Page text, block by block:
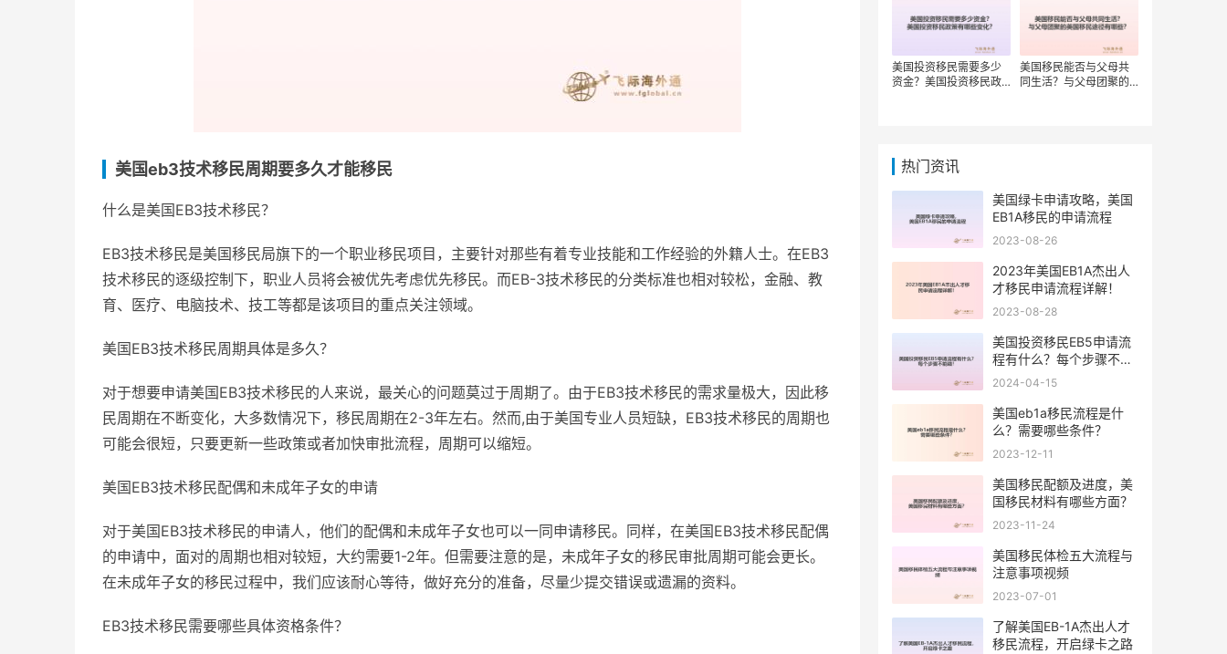
美国eb3技术移民周期要多久才能移民
什么是美国EB3技术移民？
EB3技术移民是美国移民局旗下的一个职业移民项目，主要针对那些有着专业技能和工作经验的外籍人士。在EB3
技术移民的逐级控制下，职业人员将会被优先考虑优先移民。而EB-3技术移民的分类标准也相对较松，金融、教
育、医疗、电脑技术、技工等都是该项目的重点关注领域。
美国EB3技术移民周期具体是多久？
对于想要申请美国EB3技术移民的人来说，最关心的问题莫过于周期了。由于EB3技术移民的需求量极大，因此移
民周期在不断变化，大多数情况下，移民周期在2-3年左右。然而,由于美国专业人员短缺，EB3技术移民的周期也
可能会很短，只要更新一些政策或者加快审批流程，周期可以缩短。
美国EB3技术移民配偶和未成年子女的申请
对于美国EB3技术移民的申请人，他们的配偶和未成年子女也可以一同申请移民。同样，在美国EB3技术移民配偶
的申请中，面对的周期也相对较短，大约需要1-2年。但需要注意的是，未成年子女的移民审批周期可能会更长。
在未成年子女的移民过程中，我们应该耐心等待，做好充分的准备，尽量少提交错误或遗漏的资料。
EB3技术移民需要哪些具体资格条件？
美国投资移民需要多少
资金？美国投资移民政
美国移民能否与父母共
同生活？与父母团聚的
热门资讯
美国绿卡申请攻略，美国
EB1A移民的申请流程
2023-08-26
2023年美国EB1A杰出人
才移民申请流程详解！
2023-08-28
美国投资移民EB5申请流
程有什么？每个步骤不能
错！
2024-04-15
美国eb1a移民流程是什
么？需要哪些条件？
2023-12-11
美国移民配额及进度，美
国移民材料有哪些方面？
2023-11-24
美国移民体检五大流程与
注意事项视频
2023-07-01
了解美国EB-1A杰出人才
移民流程，开启绿卡之路